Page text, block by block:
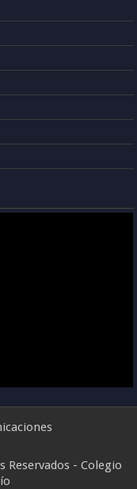
Reservados - Colegio